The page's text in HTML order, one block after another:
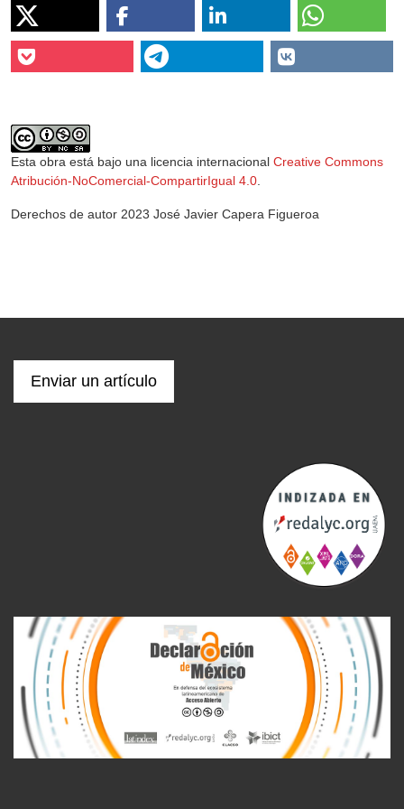
Esta obra está bajo una licencia internacional Creative Commons
Atribución-NoComercial-CompartirIgual 4.0.
Derechos de autor 2023 José Javier Capera Figueroa
Enviar un artículo